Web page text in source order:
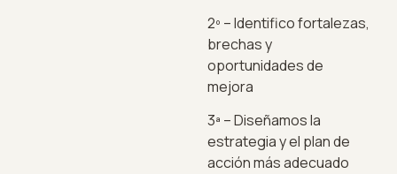
2º – Identifico fortalezas,
brechas y
oportunidades de
mejora
3ª – Diseñamos la
estrategia y el plan de
acción más adecuado